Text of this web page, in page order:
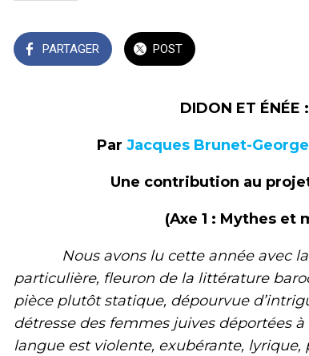
PARTAGER POST
DIDON ET
Par Jacques Brunet-
Une contribution au
(Axe 1 : Mythes et
Nous avons lu cette année avec la
particulière, fleuron de la littérature
pièce plutôt statique, dépourvue
détresse des femmes juives déportées
langue est violente, exubérante,